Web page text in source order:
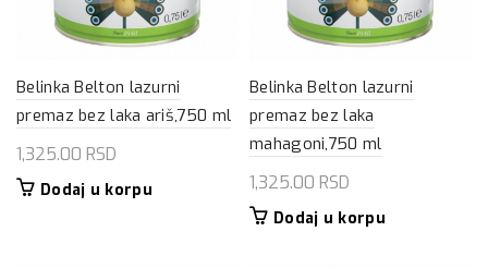
Belinka Belton lazurni
premaz bez laka ariš,750 ml
1,325.00 RSD
Dodaj u korpu
Belinka Belton lazurni
premaz bez laka
mahagoni,750 ml
1,325.00 RSD
Dodaj u korpu